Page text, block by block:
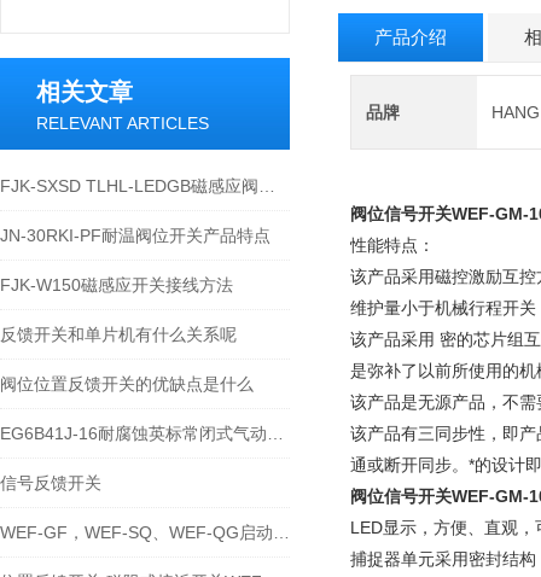
相关文章
RELEVANT ARTICLES
JN-30RKI-PF耐温阀位开关产品特点
FJK-W150磁感应开关接线方法
反馈开关和单片机有什么关系呢
阀位位置反馈开关的优缺点是什么
信号反馈开关
产品介绍
品牌
阀位信号开关WEF-GM-
性能特点：
该产品采用磁控激励互
维护量小于机械行程开
该产品采用 密的芯片组
是弥补了以前所使用的
该产品是无源产品，不
该产品有三同步性，即
通或断开同步。*的设计
阀位信号开关WEF-GM-
LED显示，方便、直观
捕捉器单元采用密封结